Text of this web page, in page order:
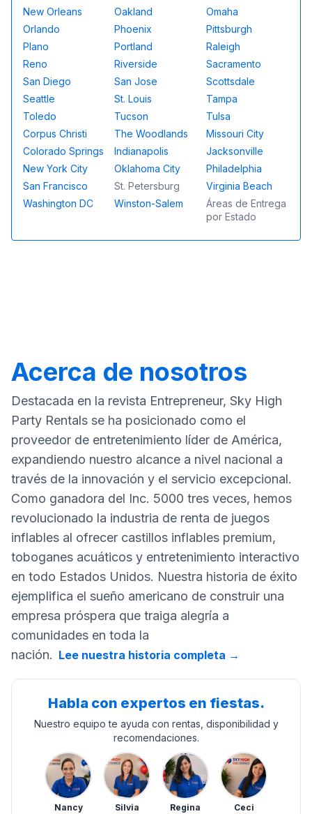
New Orleans Oakland
Omaha
Orlando
Phoenix
Pittsburgh
Plano
Portland
Raleigh
Reno
Riverside
Sacramento
San Diego
San Jose
Scottsdale
Seattle
St. Louis
Tampa
Toledo
Tucson
Tulsa
Corpus Christi
The Woodlands
Missouri City
Colorado Springs
Indianapolis
Jacksonville
New York City
Oklahoma City
Philadelphia
San Francisco
St. Petersburg
Virginia Beach
Washington DC
Winston-Salem
Áreas de Entrega
por Estado
Acerca de nosotros
Destacada en la revista Entrepreneur, Sky High
Party Rentals se ha posicionado como el
proveedor de entretenimiento líder de América,
expandiendo nuestro alcance a nivel nacional a
través de la innovación y el servicio excepcional.
Como ganadora del Inc. 5000 tres veces, hemos
revolucionado la industria de renta de juegos
inflables al ofrecer castillos inflables premium,
toboganes acuáticos y entretenimiento interactivo
en todo Estados Unidos. Nuestra historia de éxito
ejemplifica el sueño americano de construir una
empresa próspera que traiga alegría a
comunidades en toda la
nación. Lee nuestra historia completa →
Habla con expertos en fiestas.
Nuestro equipo te ayuda con rentas, disponibilidad y
recomendaciones.
Nancy Silvia Regina Ceci